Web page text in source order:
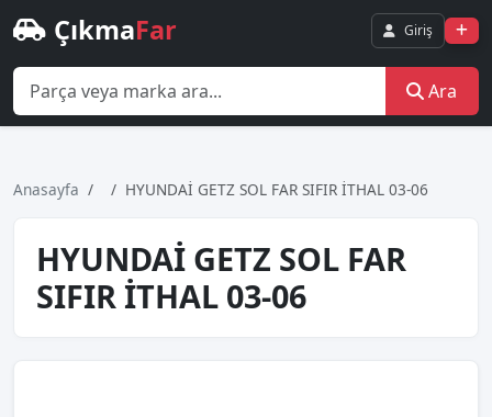
ÇıkmaFar Giriş
Ara
Anasayfa HYUNDAİ GETZ SOL FAR SIFIR İTHAL 03-06
HYUNDAİ GETZ SOL FAR
SIFIR İTHAL 03-06